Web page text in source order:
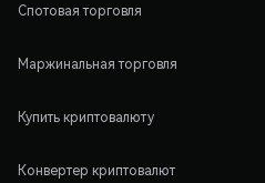
Спотовая торговля
Маржинальная торговля
Купить криптовалюту
Конвертер криптовалют